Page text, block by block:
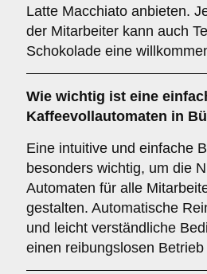
Latte Macchiato anbieten.
der Mitarbeiter kann auch
Schokolade eine
Wie wichtig ist eine
Kaffeevollautomaten in
Eine intuitive und einfache
besonders wichtig, um die
Automaten für alle
gestalten. Automatische
und leicht verständliche
einen reibungslosen